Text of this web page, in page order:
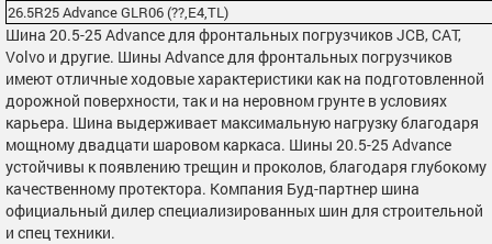
26.5R25 Advance GLR06 (??,E4,TL)
Шина 20.5-25 Advance для фронтальных погрузчиков JCB, CAT,
Volvo и другие. Шины Advance для фронтальных погрузчиков
имеют отличные ходовые характеристики как на подготовленной
дорожной поверхности, так и на неровном грунте в условиях
карьера. Шина выдерживает максимальную нагрузку благодаря
мощному двадцати шаровом каркаса. Шины 20.5-25 Advance
устойчивы к появлению трещин и проколов, благодаря глубокому
качественному протектора. Компания Буд-партнер шина
официальный дилер специализированных шин для строительной
и спец техники.